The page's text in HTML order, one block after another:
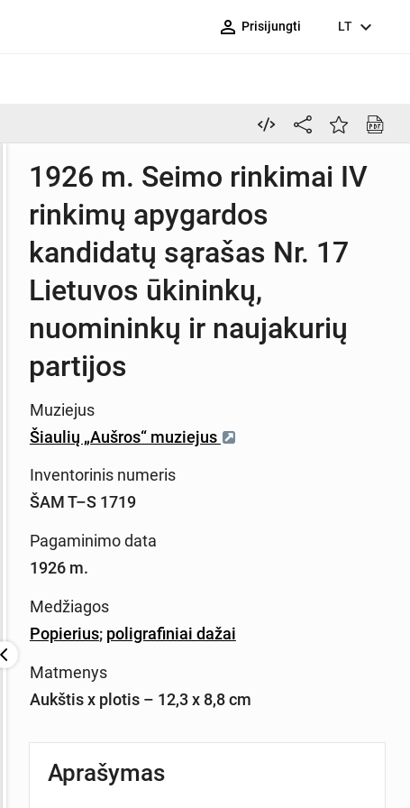
person_outline Prisijungti LT expand_more
1926 m. Seimo rinkimai IV
rinkimų apygardos
kandidatų sąrašas Nr. 17
Lietuvos ūkininkų,
nuomininkų ir naujakurių
partijos
Muziejus
Šiaulių „Aušros“ muziejus
Inventorinis numeris
ŠAM T–S 1719
Pagaminimo data
1926 m.
Medžiagos
Popierius; poligrafiniai dažai
Matmenys
Aukštis x plotis – 12,3 x 8,8 cm
Aprašymas